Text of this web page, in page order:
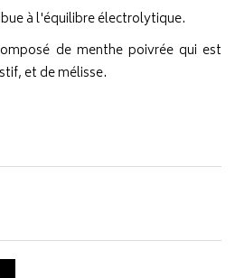
à l'équilibre électrolytique.
de menthe poivrée qui est
et de mélisse.